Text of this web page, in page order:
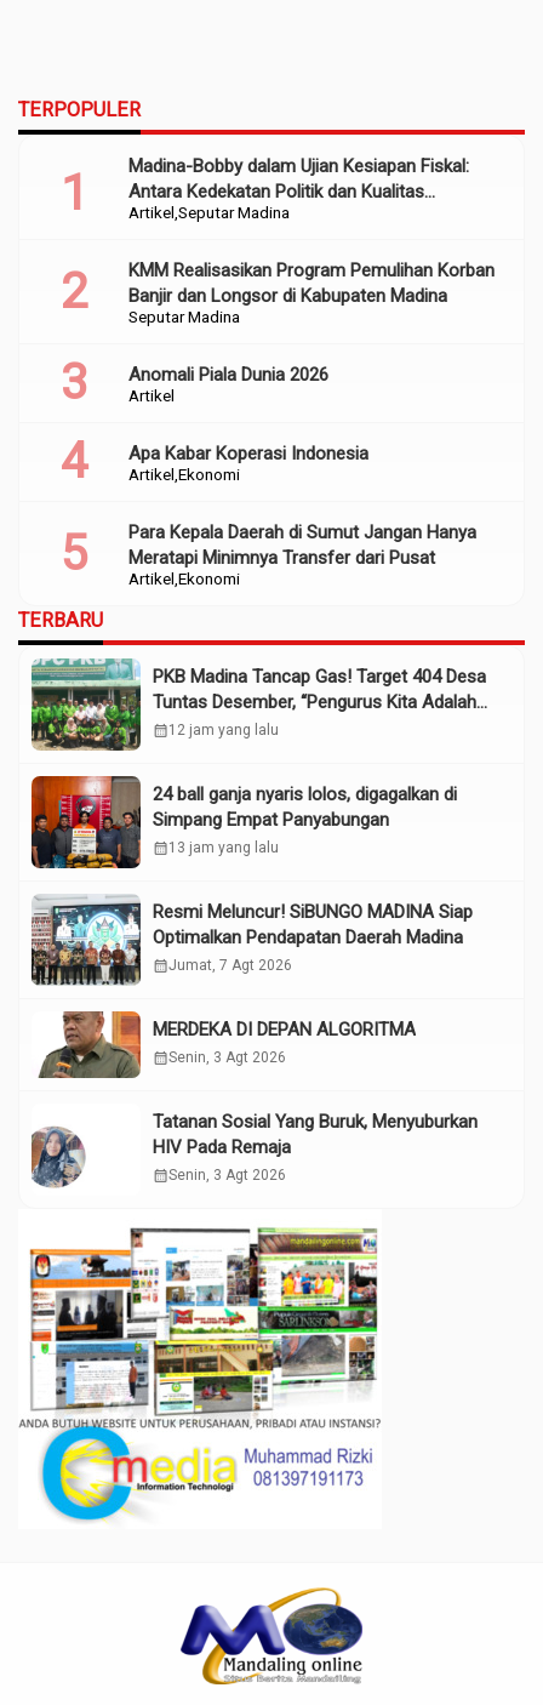
TERPOPULER
Artikel Seputar Madina
Madina-Bobby dalam Ujian Kesiapan Fiskal:
Antara Kedekatan Politik dan Kualitas
Perencanaan
Seputar Madina
KMM Realisasikan Program Pemulihan Korban
Banjir dan Longsor di Kabupaten Madina
Artikel
Anomali Piala Dunia 2026
Artikel Ekonomi
Apa Kabar Koperasi Indonesia
Artikel Ekonomi
Para Kepala Daerah di Sumut Jangan Hanya
Meratapi Minimnya Transfer dari Pusat
TERBARU
PKB Madina Tancap Gas! Target 404 Desa
Tuntas Desember, “Pengurus Kita Adalah
Tokoh”
calendar_month12 jam yang lalu
24 ball ganja nyaris lolos, digagalkan di
Simpang Empat Panyabungan
calendar_month13 jam yang lalu
Resmi Meluncur! SiBUNGO MADINA Siap
Optimalkan Pendapatan Daerah Madina
calendar_monthJumat, 7 Agt 2026
MERDEKA DI DEPAN ALGORITMA
calendar_monthSenin, 3 Agt 2026
Tatanan Sosial Yang Buruk, Menyuburkan
HIV Pada Remaja
calendar_monthSenin, 3 Agt 2026